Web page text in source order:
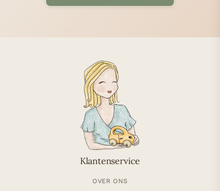
Klantenservice
OVER ONS